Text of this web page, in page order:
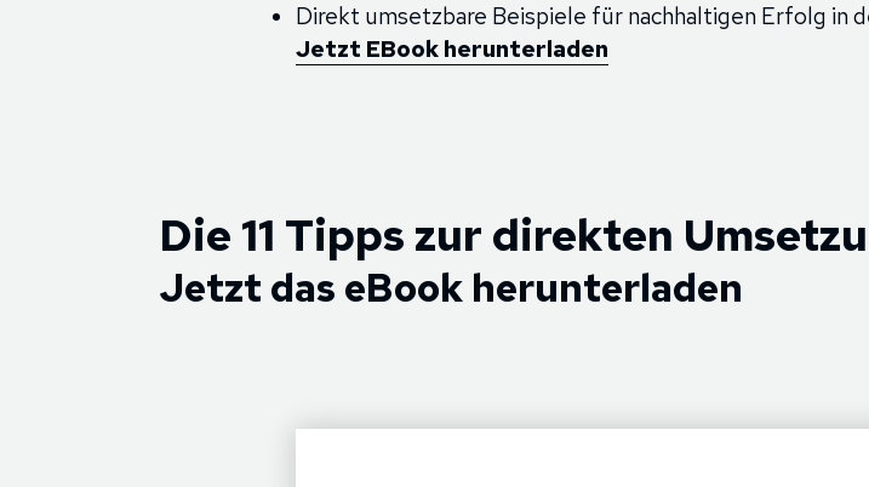
Direkt umsetzbare Beispiele für nachhaltigen Erfolg in
Jetzt EBook herunterladen
Die 11 Tipps zur direkten
Jetzt das eBook herunterladen